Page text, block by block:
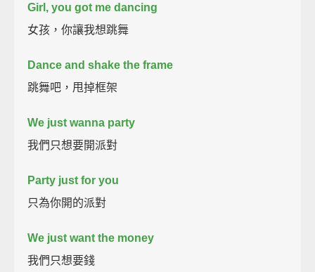
Girl, you got me dancing
女孩，你讓我想跳舞
Dance and shake the frame
跳舞吧，甩掉框架
We just wanna party
我們只想要開派對
Party just for you
只為你開的派對
We just want the money
我們只想要錢